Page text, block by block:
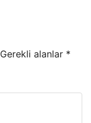
Gerekli alanlar *